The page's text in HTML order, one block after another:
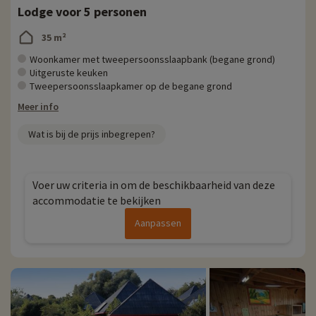
Lodge voor 5 personen
35 m²
Woonkamer met tweepersoonsslaapbank (begane grond)
Uitgeruste keuken
Tweepersoonsslaapkamer op de begane grond
Meer info
Wat is bij de prijs inbegrepen?
Voer uw criteria in om de beschikbaarheid van deze
accommodatie te bekijken
Aanpassen